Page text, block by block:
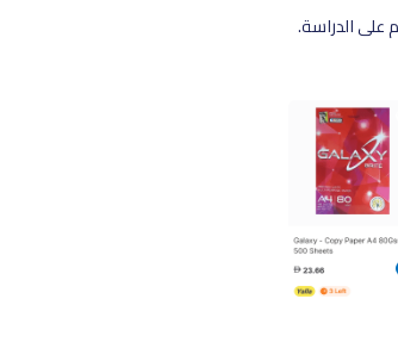
على الدراسة.